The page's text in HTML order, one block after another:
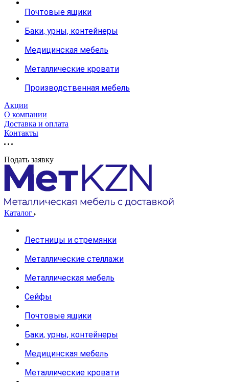
Почтовые ящики
Баки, урны, контейнеры
Медицинская мебель
Металлические кровати
Производственная мебель
Акции
О компании
Доставка и оплата
Контакты
Подать заявку
Каталог
Лестницы и стремянки
Металлические стеллажи
Металлическая мебель
Сейфы
Почтовые ящики
Баки, урны, контейнеры
Медицинская мебель
Металлические кровати